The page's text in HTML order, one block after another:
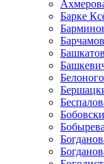
Барке